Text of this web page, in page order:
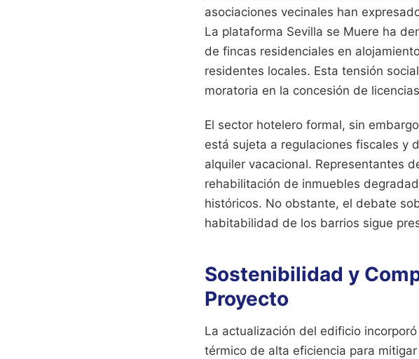
asociaciones vecinales han
La plataforma Sevilla se Muere ha
de fincas residenciales en
residentes locales. Esta tensión
moratoria en la concesión de
El sector hotelero formal, sin
está sujeta a regulaciones fiscales y
alquiler vacacional. Representantes
rehabilitación de inmuebles
históricos. No obstante, el debate
habitabilidad de los barrios sigue
Sostenibilidad y
Proyecto
La actualización del edificio
térmico de alta eficiencia para